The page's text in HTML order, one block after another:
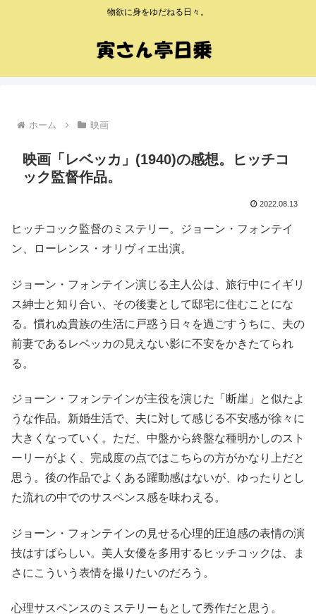
物欲に身をゆだねる日々。
ホーム 映画
映画「レベッカ」(1940)の感想。ヒッチコ
ック監督作品。
2022.08.13
ヒッチコック監督のミステリー。ジョーン・フォンテイ
ン、ローレンス・オリヴィエ出演。
ジョーン・フォンテイン演じる主人公は、旅行中にイギリ
ス紳士と知り合い、その後妻として邸宅に住むことにな
る。慣れぬ貴族の生活に戸惑う日々を過ごすうちに、夫の
前妻であるレベッカの見えない影に不安をかきたてられ
る。
ジョーン・フォンテインが主役を演じた「断崖」と似たよ
うな作品。新婚生活で、夫に対して感じる不安感が徐々に
大きくなっていく。ただ、中盤から終盤な種明かしのスト
ーリーがよく、完成度の点ではこちらの方がかなり上だと
思う。後の作品でよくある躍動感はないが、ゆったりとし
た流れの中でのサスペンス感を味わえる。
ジョーン・フォンテインの見せる心理的圧迫感の表情の演
技はすばらしい。美人女優を多用するヒッチコックは、ま
さにこういう表情を撮りたいのだろう。
心理サスペンスのミステリーもとして秀作だと思う。